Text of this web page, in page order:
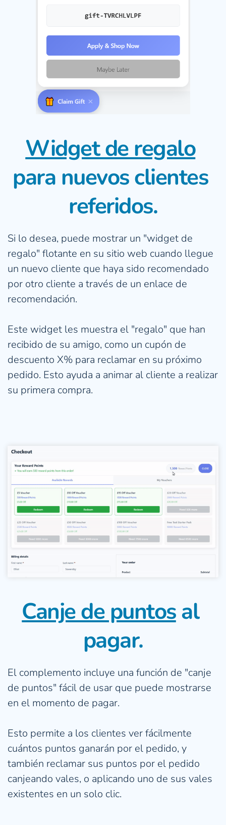
Widget de regalo
para nuevos clientes
referidos.
Si lo desea, puede mostrar un "widget de
regalo" flotante en su sitio web cuando llegue
un nuevo cliente que haya sido recomendado
por otro cliente a través de un enlace de
recomendación.
Este widget les muestra el "regalo" que han
recibido de su amigo, como un cupón de
descuento X% para reclamar en su próximo
pedido. Esto ayuda a animar al cliente a realizar
su primera compra.
Canje de puntos al
pagar.
El complemento incluye una función de "canje
de puntos" fácil de usar que puede mostrarse
en el momento de pagar.
Esto permite a los clientes ver fácilmente
cuántos puntos ganarán por el pedido, y
también reclamar sus puntos por el pedido
canjeando vales, o aplicando uno de sus vales
existentes en un solo clic.